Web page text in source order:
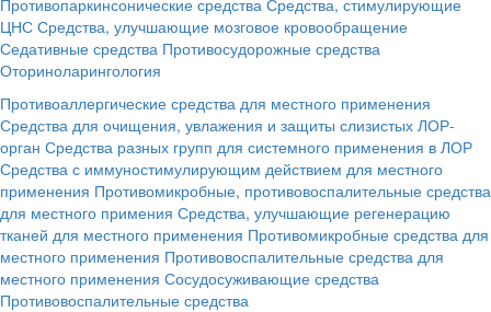
ЦНС Средства, улучшающие мозговое кровообращение
Седативные средства Противосудорожные средства
Оториноларингология
Противоаллергические средства для местного применения
Средства для очищения, увлажения и защиты слизистых ЛОР-
орган Средства разных групп для системного применения в ЛОР
Средства с иммуностимулирующим действием для местного
применения Противомикробные, противовоспалительные средства
для местного примения Средства, улучшающие регенерацию
тканей для местного применения Противомикробные средства для
местного применения Противовоспалительные средства для
местного применения Сосудосуживающие средства
Противовоспалительные средства